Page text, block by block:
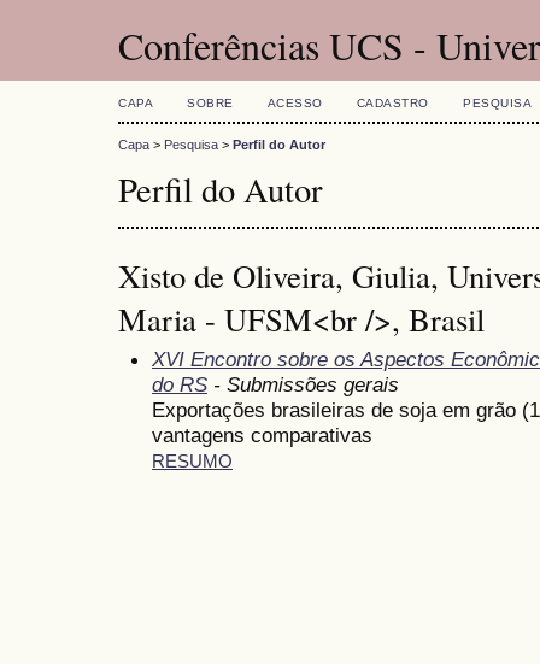
Conferências UCS -
CAPA SOBRE ACESSO CADASTRO PESQUISA
Capa > Pesquisa > Perfil do Autor
Perfil do Autor
Xisto de Oliveira, Giulia,
Maria - UFSM<br />, Brasil
XVI Encontro sobre os Aspectos
do RS - Submissões gerais
Exportações brasileiras de soja em grão
vantagens comparativas
RESUMO